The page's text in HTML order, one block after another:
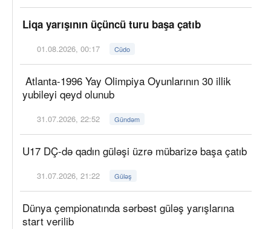
Liqa yarışının üçüncü turu başa çatıb
01.08.2026, 00:17 Cüdo
Atlanta-1996 Yay Olimpiya Oyunlarının 30 illik
yubileyi qeyd olunub
31.07.2026, 22:52 Gündəm
U17 DÇ-də qadın güləşi üzrə mübarizə başa çatıb
31.07.2026, 21:22 Güləş
Dünya çempionatında sərbəst güləş yarışlarına
start verilib